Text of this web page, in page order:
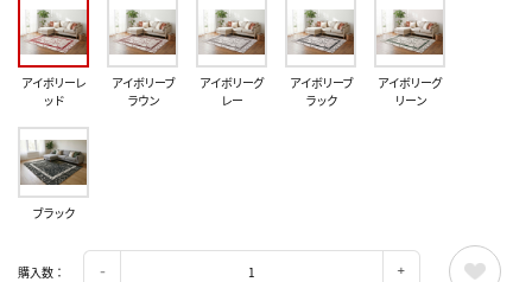
アイボリーレ
ッド
アイボリーブ
ラウン
アイボリーグ
レー
アイボリーブ
ラック
アイボリーグ
リーン
ブラック
購入数：